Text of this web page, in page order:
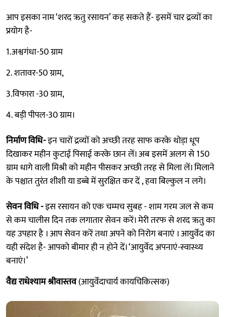
आप इसका नाम ‘शरद ऋतु रसायन’ कह सकते हैं- इसमें चार द्रव्यों का
प्रयोग है-
1.अश्वगंधा-50 ग्राम
2. शतावर-50 ग्राम,
3.विफारा -30 ग्राम,
4. बड़ी पीपल-30 ग्राम।
निर्माण विधि-इन चारों द्रव्यों को अच्छी तरह साफ करके थोड़ा धूप
दिखाकर महीन कुटाई पिसाई करके छान लें। अब इसमें अलग से 150
ग्राम धागे वाली मिश्री को महीन पीसकर अच्छी तरह से मिला लें। मिलाने
के पश्चात तुरंत शीशी या डब्बे में सुरक्षित कर दें , हवा बिल्कुल न लगे।
सेवन विधि -इस रसायन को एक चम्मच सुबह - शाम गरम जल से कम
से कम चालीस दिन तक लगातार सेवन करें। मेरी तरफ से शरद ऋतु का
यह उपहार है । आप सेवन करें तथा अपने को निरोग बनाएं । आयुर्वेद का
यही संदेश है- आपको बीमार ही न होने दें। ‘आयुर्वेद अपनाएं-स्वास्थ्य
बनाएं।’
वैद्य राधेश्याम श्रीवास्तव(आयुर्वेदाचार्य कायचिकित्सक)